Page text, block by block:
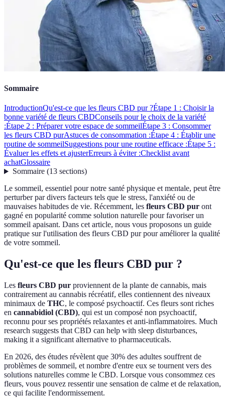
Sommaire
IntroductionQu'est-ce que les fleurs CBD pur ?Étape 1 : Choisir la
bonne variété de fleurs CBDConseils pour le choix de la variété
:Étape 2 : Préparer votre espace de sommeilÉtape 3 : Consommer
les fleurs CBD purAstuces de consommation :Étape 4 : Établir une
routine de sommeilSuggestions pour une routine efficace :Étape 5 :
Évaluer les effets et ajusterErreurs à éviter :Checklist avant
achatGlossaire
Sommaire(13 sections)
Le sommeil, essentiel pour notre santé physique et mentale, peut être
perturber par divers facteurs tels que le stress, l'anxiété ou de
mauvaises habitudes de vie. Récemment, les fleurs CBD pur ont
gagné en popularité comme solution naturelle pour favoriser un
sommeil apaisant. Dans cet article, nous vous proposons un guide
pratique sur l'utilisation des fleurs CBD pur pour améliorer la qualité
de votre sommeil.
Qu'est-ce que les fleurs CBD pur ?
Les fleurs CBD pur proviennent de la plante de cannabis, mais
contrairement au cannabis récréatif, elles contiennent des niveaux
minimaux de THC, le composé psychoactif. Ces fleurs sont riches
en cannabidiol (CBD), qui est un composé non psychoactif,
reconnu pour ses propriétés relaxantes et anti-inflammatoires. Much
research suggests that CBD can help with sleep disturbances,
making it a significant alternative to pharmaceuticals.
En 2026, des études révèlent que 30% des adultes souffrent de
problèmes de sommeil, et nombre d'entre eux se tournent vers des
solutions naturelles comme le CBD. Lorsque vous consommez ces
fleurs, vous pouvez ressentir une sensation de calme et de relaxation,
ce qui facilite l'endormissement.